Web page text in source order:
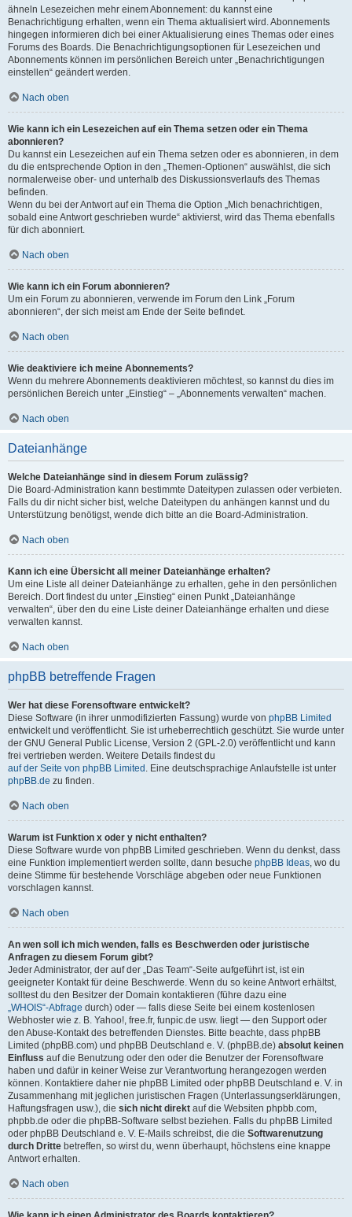
ähneln Lesezeichen mehr einem Abonnement: du kannst eine
Benachrichtigung erhalten, wenn ein Thema aktualisiert wird. Abonnements
hingegen informieren dich bei einer Aktualisierung eines Themas oder eines
Forums des Boards. Die Benachrichtigungsoptionen für Lesezeichen und
Abonnements können im persönlichen Bereich unter „Benachrichtigungen
einstellen“ geändert werden.
Nach oben
Wie kann ich ein Lesezeichen auf ein Thema setzen oder ein Thema
abonnieren?
Du kannst ein Lesezeichen auf ein Thema setzen oder es abonnieren, in dem
du die entsprechende Option in den „Themen-Optionen“ auswählst, die sich
normalerweise ober- und unterhalb des Diskussionsverlaufs des Themas
befinden.
Wenn du bei der Antwort auf ein Thema die Option „Mich benachrichtigen,
sobald eine Antwort geschrieben wurde“ aktivierst, wird das Thema ebenfalls
für dich abonniert.
Nach oben
Wie kann ich ein Forum abonnieren?
Um ein Forum zu abonnieren, verwende im Forum den Link „Forum
abonnieren“, der sich meist am Ende der Seite befindet.
Nach oben
Wie deaktiviere ich meine Abonnements?
Wenn du mehrere Abonnements deaktivieren möchtest, so kannst du dies im
persönlichen Bereich unter „Einstieg“ – „Abonnements verwalten“ machen.
Nach oben
Dateianhänge
Welche Dateianhänge sind in diesem Forum zulässig?
Die Board-Administration kann bestimmte Dateitypen zulassen oder verbieten.
Falls du dir nicht sicher bist, welche Dateitypen du anhängen kannst und du
Unterstützung benötigst, wende dich bitte an die Board-Administration.
Nach oben
Kann ich eine Übersicht all meiner Dateianhänge erhalten?
Um eine Liste all deiner Dateianhänge zu erhalten, gehe in den persönlichen
Bereich. Dort findest du unter „Einstieg“ einen Punkt „Dateianhänge
verwalten“, über den du eine Liste deiner Dateianhänge erhalten und diese
verwalten kannst.
Nach oben
phpBB betreffende Fragen
Wer hat diese Forensoftware entwickelt?
Diese Software (in ihrer unmodifizierten Fassung) wurde von phpBB Limited
entwickelt und veröffentlicht. Sie ist urheberrechtlich geschützt. Sie wurde unter
der GNU General Public License, Version 2 (GPL-2.0) veröffentlicht und kann
frei vertrieben werden. Weitere Details findest du
auf der Seite von phpBB Limited . Eine deutschsprachige Anlaufstelle ist unter
phpBB.de zu finden.
Nach oben
Warum ist Funktion x oder y nicht enthalten?
Diese Software wurde von phpBB Limited geschrieben. Wenn du denkst, dass
eine Funktion implementiert werden sollte, dann besuche phpBB Ideas, wo du
deine Stimme für bestehende Vorschläge abgeben oder neue Funktionen
vorschlagen kannst.
Nach oben
An wen soll ich mich wenden, falls es Beschwerden oder juristische
Anfragen zu diesem Forum gibt?
Jeder Administrator, der auf der „Das Team“-Seite aufgeführt ist, ist ein
geeigneter Kontakt für deine Beschwerde. Wenn du so keine Antwort erhältst,
solltest du den Besitzer der Domain kontaktieren (führe dazu eine
„WHOIS“-Abfrage durch) oder — falls diese Seite bei einem kostenlosen
Webhoster wie z. B. Yahoo!, free.fr, funpic.de usw. liegt — den Support oder
den Abuse-Kontakt des betreffenden Dienstes. Bitte beachte, dass phpBB
Limited (phpBB.com) und phpBB Deutschland e. V. (phpBB.de) absolut keinen
Einfluss auf die Benutzung oder den oder die Benutzer der Forensoftware
haben und dafür in keiner Weise zur Verantwortung herangezogen werden
können. Kontaktiere daher nie phpBB Limited oder phpBB Deutschland e. V. in
Zusammenhang mit jeglichen juristischen Fragen (Unterlassungserklärungen,
Haftungsfragen usw.), die sich nicht direkt auf die Websiten phpbb.com,
phpbb.de oder die phpBB-Software selbst beziehen. Falls du phpBB Limited
oder phpBB Deutschland e. V. E-Mails schreibst, die die Softwarenutzung
durch Dritte betreffen, so wirst du, wenn überhaupt, höchstens eine knappe
Antwort erhalten.
Nach oben